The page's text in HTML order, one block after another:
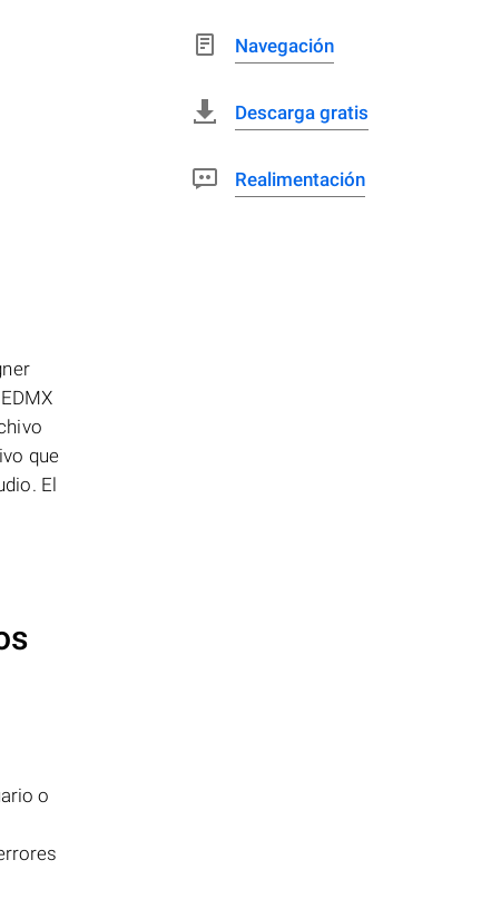
que
El
o
Navegación
Descarga gratis
Realimentación